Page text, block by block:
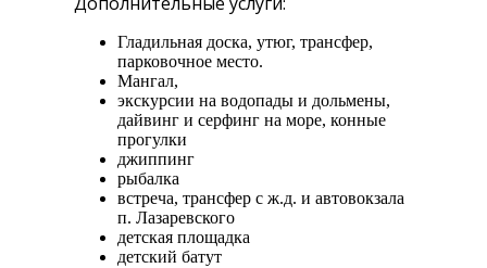
Гладильная доска, утюг, трансфер,
парковочное место.
Мангал,
экскурсии на водопады и дольмены,
дайвинг и серфинг на море, конные
прогулки
джиппинг
рыбалка
встреча, трансфер с ж.д. и автовокзала
п. Лазаревского
детская площадка
детский батут